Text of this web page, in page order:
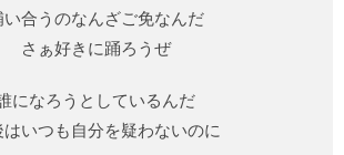
い合うのなんざご免なんだ
さぁ好きに踊ろうぜ
になろうとしているんだ
はいつも自分を疑わないのに